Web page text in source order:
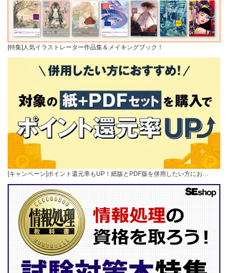
[特集]人気イラストレーター作品集＆メイキングブック！
[キャンペーン]ポイント還元率もUP！紙版とPDF版を併用したい方にお…